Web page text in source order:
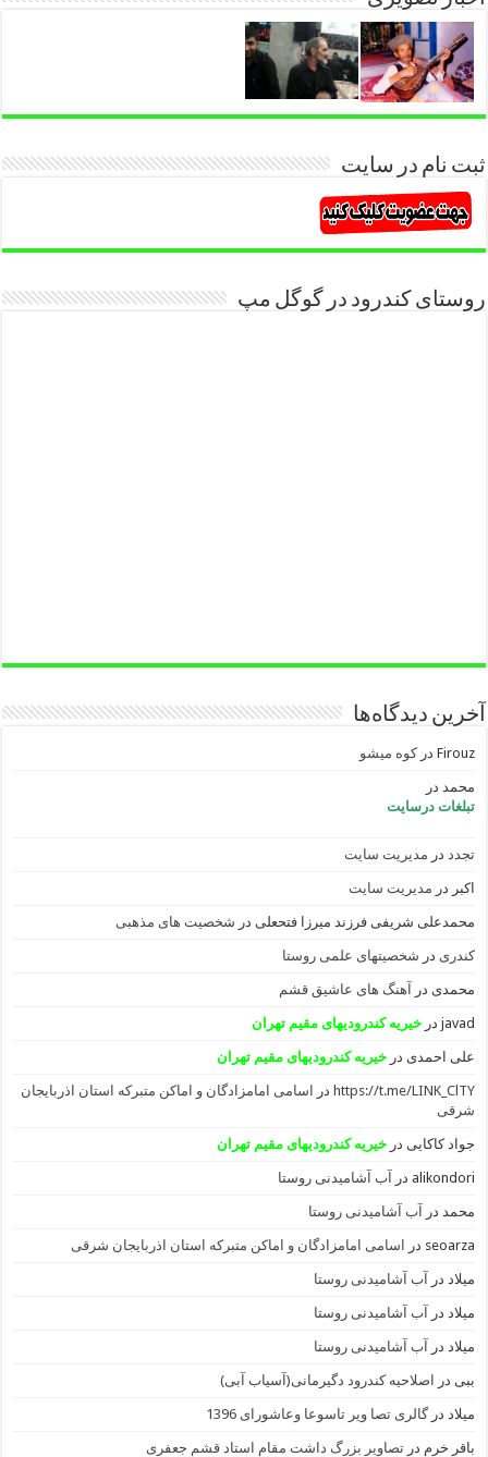
ثبت نام در سایت
روستای کندرود در گوگل مپ
آخرین دیدگاه‌ها
Firouz درکوه میشو
محمد در
تبلغات درسایت
تجدد در مدیریت سایت
اکبر در مدیریت سایت
محمدعلی شریفی فرزند میرزا فتحعلی در شخصیت های مذهبی
کندری در شخصیتهای علمی روستا
محمدی در آهنگ های عاشیق قشم
javad درخیریه کندرودیهای مقیم تهران
علی احمدی درخیریه کندرودیهای مقیم تهران
https://t.me/LINK_ClTY در
اسامی امامزادگان و اماکن متبرکه استان اذربایجان
شرقی
جواد کاکایی درخیریه کندرودیهای مقیم تهران
alikondori در آب آشامیدنی روستا
محمد در آب آشامیدنی روستا
seoarza در اسامی امامزادگان و اماکن متبرکه استان اذربایجان شرقی
میلاد در آب آشامیدنی روستا
میلاد در آب آشامیدنی روستا
میلاد در آب آشامیدنی روستا
ببی در اصلاحیه کندرود دگیرمانی(آسیاب آبی)
میلاد درگالری تصا ویر تاسوعا وعاشورای 1396
باقر خرم درتصاویر بزرگ داشت مقام استاد قشم جعفری